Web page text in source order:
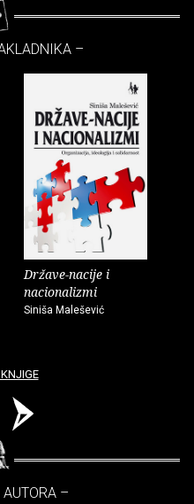
–
Države-nacije i
nacionalizmi
Siniša Malešević
–